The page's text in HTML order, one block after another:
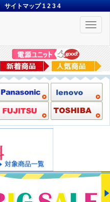
サイトマップ1 2 3 4
Toggle